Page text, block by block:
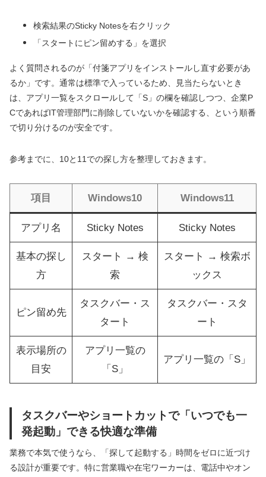
検索結果のSticky Notesを右クリック
「スタートにピン留めする」を選択
よく質問されるのが「付箋アプリをインストールし直す必要があ
るか」です。通常は標準で入っているため、見当たらないとき
は、アプリ一覧をスクロールして「S」の欄を確認しつつ、企業P
CであればIT管理部門に削除していないかを確認する、という順番
で切り分けるのが安全です。
参考までに、10と11での探し方を整理しておきます。
項目 Windows10 Windows11
アプリ名 Sticky Notes Sticky Notes
基本の探し
方
スタート → 検
索
スタート → 検索ボ
ックス
ピン留め先
タスクバー・ス
タート
タスクバー・スタ
ート
表示場所の
目安
アプリ一覧の
「S」
アプリ一覧の「S」
タスクバーやショートカットで「いつでも一
発起動」できる快適な準備
業務で本気で使うなら、「探して起動する」時間をゼロに近づけ
る設計が重要です。特に営業職や在宅ワーカーは、電話中やオン